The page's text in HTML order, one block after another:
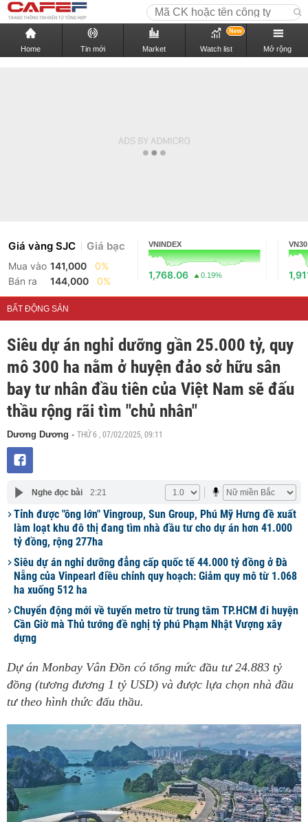
Home Tin mới Market Watch list
New
Mở rộng
Giá vàng SJC Giá bạc
Mua vào 141,000
0%
Bán ra
144,000 0%
VNINDEX
1,768.06 0.19%
VN30
BẤT ĐỘNG SẢN
Siêu dự án nghỉ dưỡng gần 25.000 tỷ, quy
mô 300 ha nằm ở huyện đảo sở hữu sân
bay tư nhân đầu tiên của Việt Nam sẽ đấu
thầu rộng rãi tìm "chủ nhân"
Dương Dương - THỨ 6 , 07/02/2025, 09:11
Nghe đọc bài 2:21
Tỉnh được "ông lớn" Vingroup, Sun Group, Phú Mỹ Hưng đề xuất
làm loạt khu đô thị đang tìm nhà đầu tư cho dự án hơn 41.000
tỷ đồng, rộng 277ha
Siêu dự án nghỉ dưỡng đẳng cấp quốc tế 44.000 tỷ đồng ở Đà
Nẵng của Vinpearl điều chỉnh quy hoạch: Giảm quy mô từ 1.068
ha xuống 512 ha
Chuyển động mới về tuyến metro từ trung tâm TP.HCM đi huyện
Cần Giờ mà Thủ tướng đề nghị tỷ phú Phạm Nhật Vượng xây
dựng
Dự án Monbay Vân Đồn có tổng mức đầu tư 24.883 tỷ
đồng (tương đương 1 tỷ USD) và được lựa chọn nhà đầu
tư theo hình thức đấu thầu.